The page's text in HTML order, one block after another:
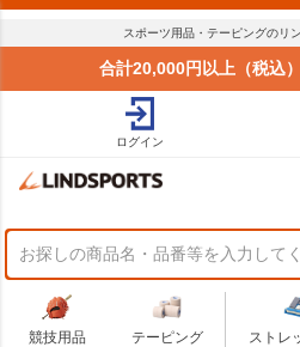
スポーツ用品・テーピングのリ
合計20,000円以上（税込
ログイン
競技用品 テーピング ストレ